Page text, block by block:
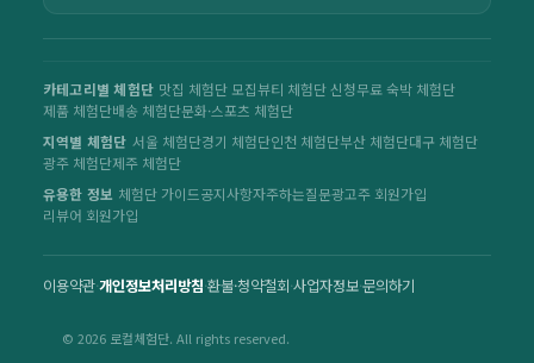
카테고리별 체험단 맛집 체험단 모집뷰티 체험단 신청무료 숙박 체험단
제품 체험단배송 체험단문화·스포츠 체험단
지역별 체험단 서울 체험단경기 체험단인천 체험단부산 체험단대구 체험단
광주 체험단제주 체험단
유용한 정보 체험단 가이드공지사항자주하는질문광고주 회원가입
리뷰어 회원가입
이용약관·개인정보처리방침·환불·청약철회·사업자정보·문의하기
© 2026 로컬체험단. All rights reserved.